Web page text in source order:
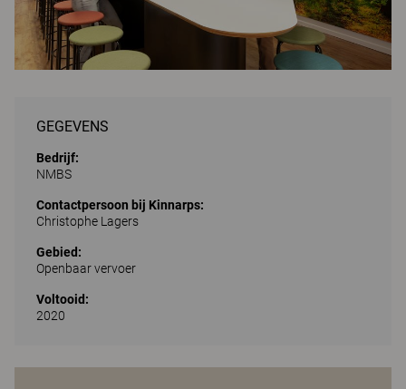
GEGEVENS
Bedrijf:
NMBS
Contactpersoon bij Kinnarps:
Christophe Lagers
Gebied:
Openbaar vervoer
Voltooid:
2020